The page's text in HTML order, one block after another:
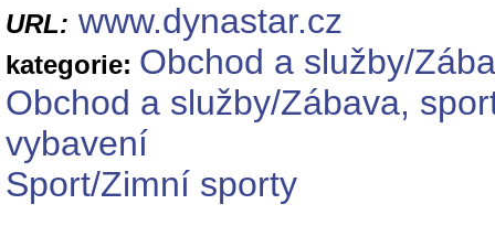
URL: www.dynastar.cz
kategorie: Obchod a služby/
Obchod a služby/Zábava,
vybavení
Sport/Zimní sporty